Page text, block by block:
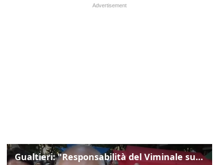
Gualtieri: "Responsabilità del Viminale su Spin Time? La posizione dei partiti è nota"